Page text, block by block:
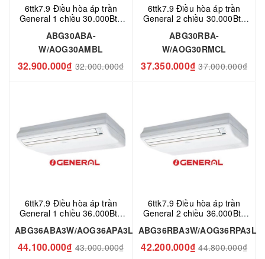
6ttk7.9 Điều hòa áp trần
General 1 chiều 30.000Btu
ABG30ABA-
W/AOG30AMBL
32.900.000₫ 32.000.000₫
6ttk7.9 Điều hòa áp trần
General 2 chiều 30.000Btu
ABG30RBA-
W/AOG30RMCL
37.350.000₫ 37.000.000₫
6ttk7.9 Điều hòa áp trần
General 1 chiều 36.000Btu
ABG36ABA3W/AOG36APA3L
44.100.000₫ 43.000.000₫
6ttk7.9 Điều hòa áp trần
General 2 chiều 36.000Btu
L
ABG36RBA3W/AOG36RPA3L
42.200.000₫ 44.800.000₫